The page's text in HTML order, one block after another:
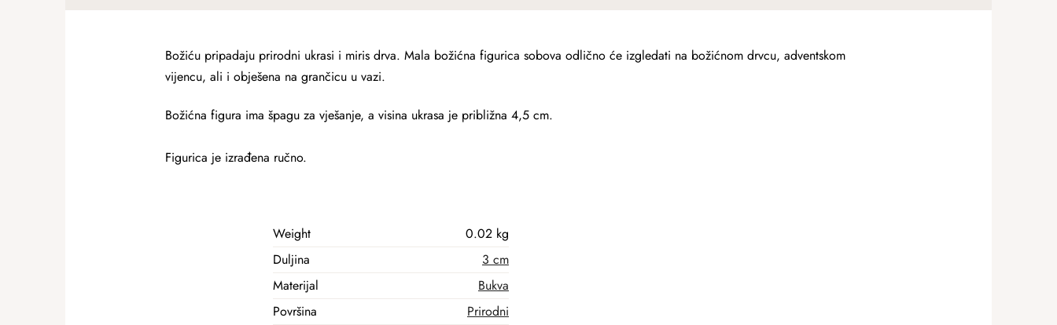
Božiću pripadaju prirodni ukrasi i miris drva. Mala božićna figurica sobova odlično će izgledati na božićnom drvcu, adventskom
vijencu, ali i obješena na grančicu u vazi.
Božićna figura ima špagu za vješanje, a visina ukrasa je približna 4,5 cm.
Figurica je izrađena ručno.
Weight
0.02 kg
Duljina
3 cm
Materijal
Bukva
Površina
Prirodni